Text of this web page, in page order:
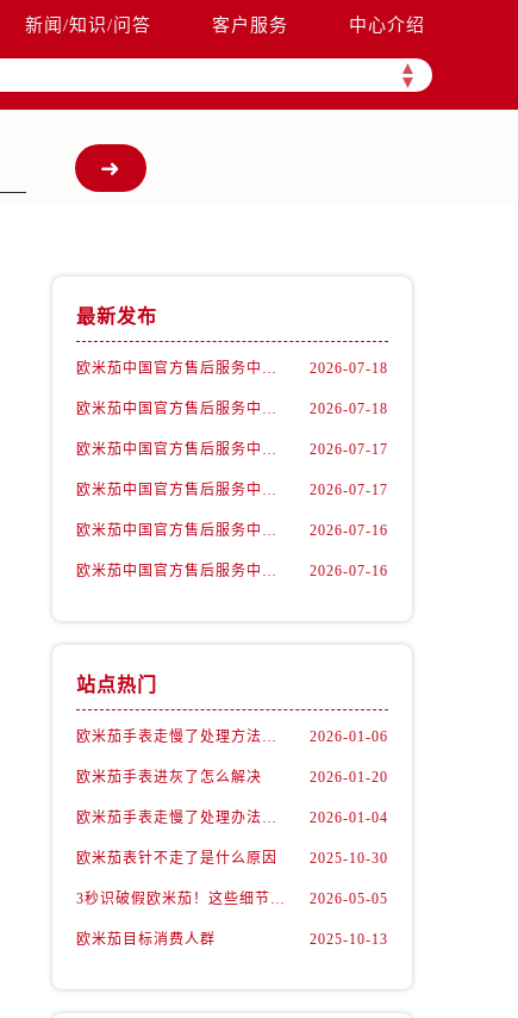
新闻/知识/问答 客户服务 中心介绍
▲
▼
最新发布
欧米茄中国官方售后服务中心｜服务热线及详细地址权威信息公告（2026年7月最新） 2026-07-18
欧米茄中国官方售后服务中心｜全部地址与售后电话权威信息声明（2026年7月最新） 2026-07-18
欧米茄中国官方售后服务中心｜最新地址及官方服务热线权威信息公告（2026年7月最新） 2026-07-17
欧米茄中国官方售后服务中心｜官方电话和维修地址权威信息公告（2026年7月最新） 2026-07-17
欧米茄中国官方售后服务中心｜网点地址和官方热线权威信息通知（2026年7月最新） 2026-07-16
欧米茄中国官方售后服务中心｜地址与24小时服务电话权威信息公告（2026年7月最新） 2026-07-16
站点热门
欧米茄手表走慢了处理方法汇总 2026-01-06
欧米茄手表进灰了怎么解决 2026-01-20
欧米茄手表走慢了处理办法深度解析 2026-01-04
欧米茄表针不走了是什么原因 2025-10-30
3秒识破假欧米茄！这些细节90%的人都忽略了 2026-05-05
欧米茄目标消费人群 2025-10-13